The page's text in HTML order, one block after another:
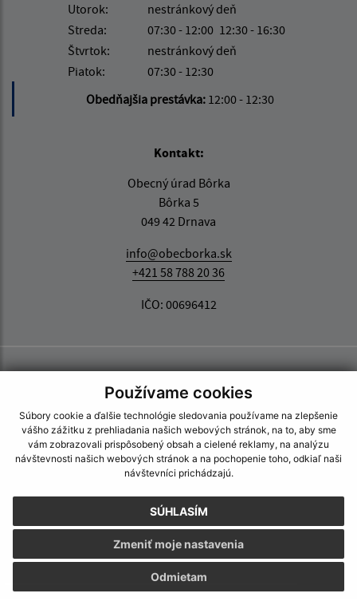
Používame cookies
Súbory cookie a ďalšie technológie sledovania používame na zlepšenie
vášho zážitku z prehliadania našich webových stránok, na to, aby sme
vám zobrazovali prispôsobený obsah a cielené reklamy, na analýzu
návštevnosti našich webových stránok a na pochopenie toho, odkiaľ naši
návštevníci prichádzajú.
SÚHLASÍM
Odmietam
Zmeniť moje nastavenia
Utorok:
nestránkový deň
Streda:
07:30 - 12:00 12:30 - 16:30
Štvrtok:
nestránkový deň
Piatok:
07:30 - 12:30
Obedňajšia prestávka: 12:00 - 12:30
Kontakt:
Obecný úrad Bôrka
Bôrka 5
049 42 Drnava
info@obecborka.sk
+421 58 788 20 36
IČO: 00696412